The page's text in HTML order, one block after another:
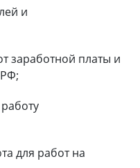
и
заработной платы и
для работ на